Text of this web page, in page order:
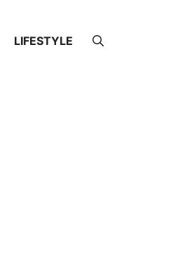
LIFESTYLE